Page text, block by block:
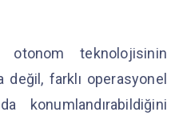
otonom teknolojisinin
değil, farklı operasyonel
konumlandırabildiğini